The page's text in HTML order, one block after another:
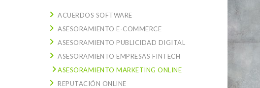
ACUERDOS SOFTWARE
ASESORAMIENTO E-COMMERCE
ASESORAMIENTO PUBLICIDAD DIGITAL
ASESORAMIENTO EMPRESAS FINTECH
ASESORAMIENTO MARKETING ONLINE
REPUTACIÓN ONLINE